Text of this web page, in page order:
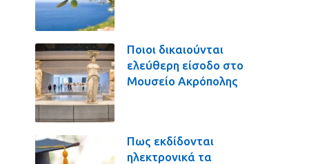
Ποιοι δικαιούνται
ελεύθερη είσοδο στο
Μουσείο Ακρόπολης
Πως εκδίδονται
ηλεκτρονικά τα